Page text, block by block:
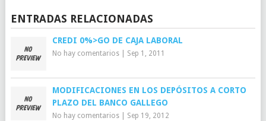
ENTRADAS RELACIONADAS
CREDI 0%>GO DE CAJA LABORAL
No hay comentarios| Sep 1, 2011
MODIFICACIONES EN LOS DEPÓSITOS A CORTO
PLAZO DEL BANCO GALLEGO
No hay comentarios| Sep 19, 2012